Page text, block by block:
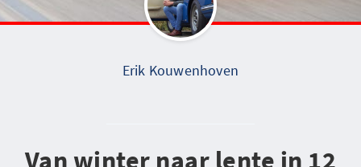
Erik Kouwenhoven
Van winter naar lente in 12